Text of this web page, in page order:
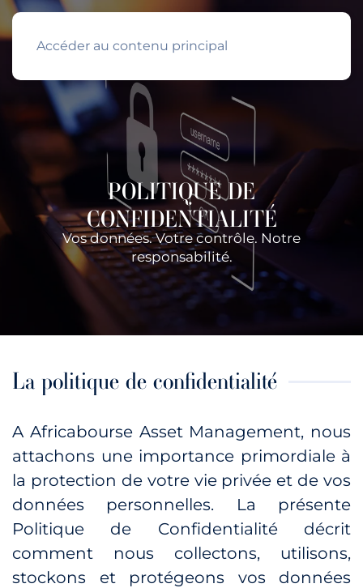
Accéder au contenu principal
POLITIQUE DE
CONFIDENTIALITÉ
Vos données. Votre contrôle. Notre
responsabilité.
La politique de confidentialité
A Africabourse Asset Management, nous
attachons une importance primordiale à
la protection de votre vie privée et de vos
données personnelles. La présente
Politique de Confidentialité décrit
comment nous collectons, utilisons,
stockons et protégeons vos données